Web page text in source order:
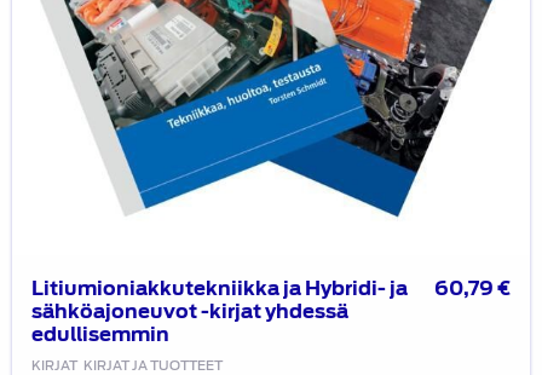
Litiumioniakkutekniikka ja Hybridi- ja
sähköajoneuvot -kirjat yhdessä
edullisemmin
KIRJAT KIRJAT JA TUOTTEET
60,79€